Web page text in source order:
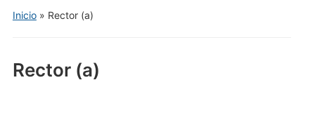
Inicio» Rector (a)
Rector (a)